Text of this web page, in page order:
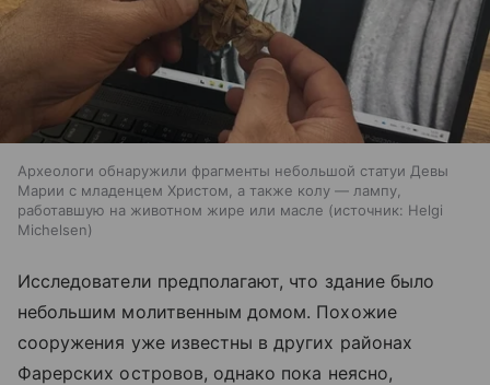
Археологи обнаружили фрагменты небольшой статуи Девы
Марии с младенцем Христом, а также колу — лампу,
работавшую на животном жире или масле
источник: Helgi
Michelsen
Исследователи предполагают, что здание было
небольшим молитвенным домом. Похожие
сооружения уже известны в других районах
Фарерских островов, однако пока неясно,